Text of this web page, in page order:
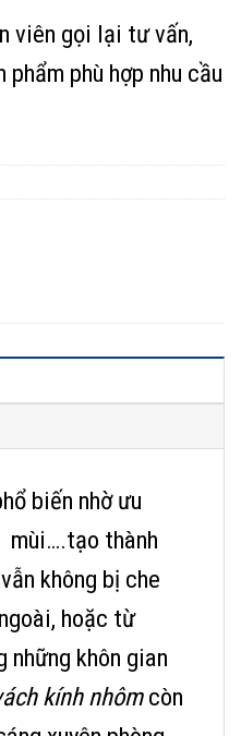
viên gọi lại tư vấn,
phù hợp nhu cầu
biến nhờ ưu
mùi….tạo thành
không bị che
hoặc từ
những khôn gian
kính nhômcòn